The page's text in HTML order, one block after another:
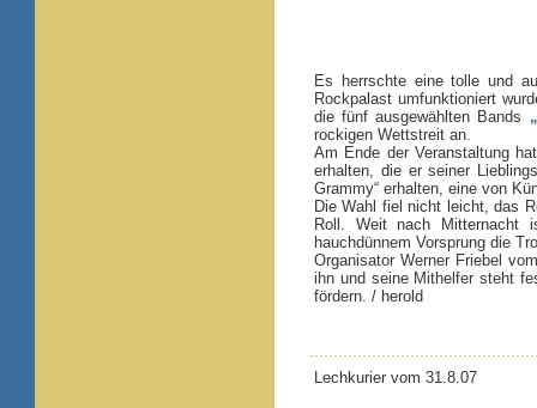
Es herrschte eine tolle und
Rockpalast umfunktioniert
die fünf ausgewählten Bands
rockigen Wettstreit an.
Am Ende der Veranstaltung
erhalten, die er seiner
Grammy“ erhalten, eine von
Die Wahl fiel nicht leicht, das
Roll. Weit nach Mitternacht
hauchdünnem Vorsprung die
Organisator Werner Friebel
ihn und seine Mithelfer steht
fördern. / herold
Lechkurier vom 31.8.07